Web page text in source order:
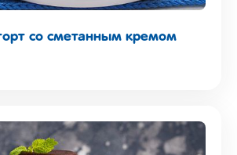
со сметанным кремом